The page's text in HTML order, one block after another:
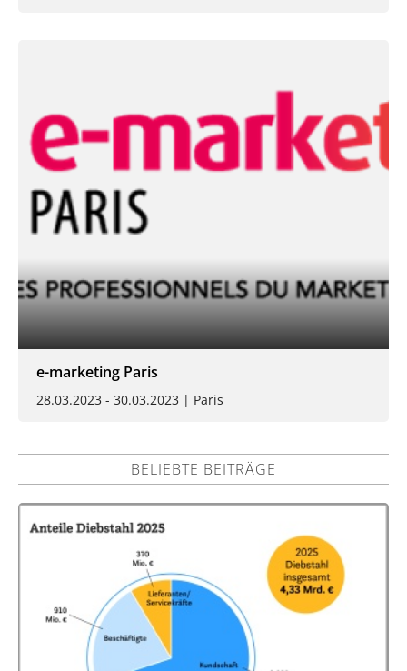
e-marketing Paris
28.03.2023 - 30.03.2023 | Paris
BELIEBTE BEITRÄGE